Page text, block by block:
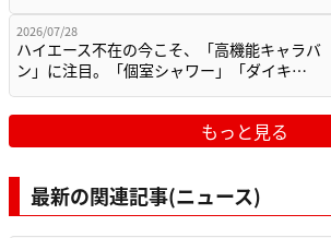
2026/07/28
ハイエース不在の今こそ、「高機能キャラバ
ン」に注目。「個室シャワー」「ダイキ…
もっと見る
最新の関連記事(ニュース)